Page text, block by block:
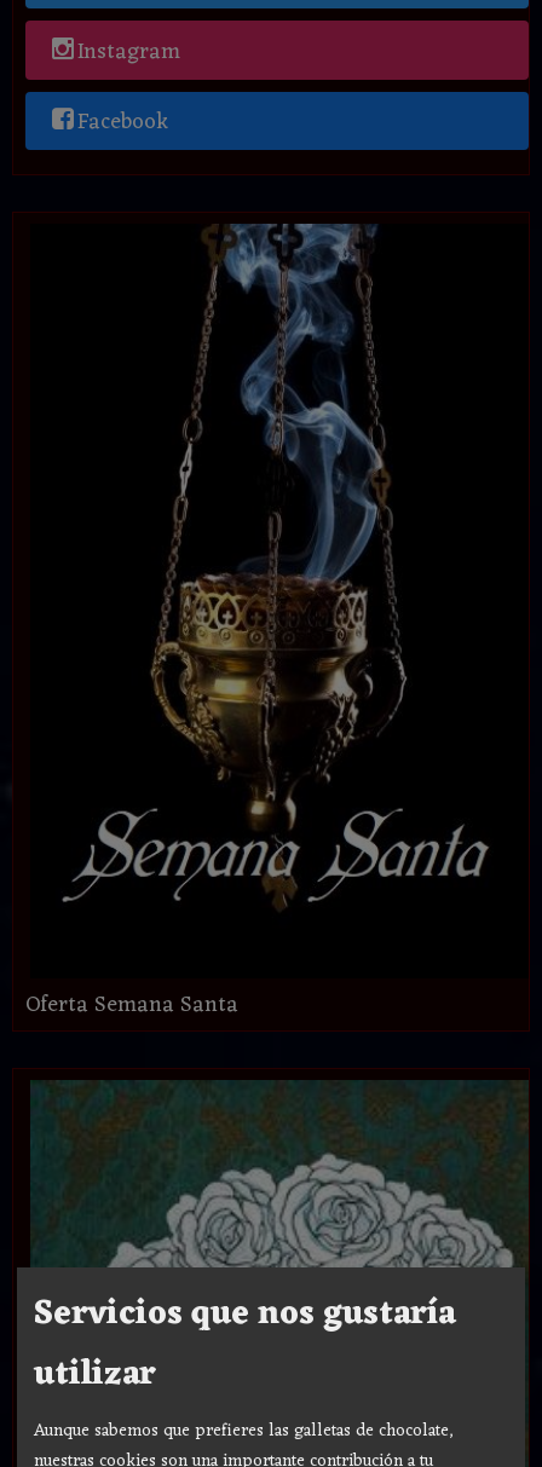
Instagram
Facebook
Oferta Semana Santa
Servicios que nos gustaría
utilizar
Aunque sabemos que prefieres las galletas de chocolate,